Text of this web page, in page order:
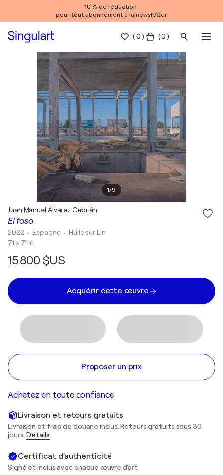
10 % de réduction
pour tout abonnement à la newsletter
(0 ) ( 0 )
1/9
El foso
Juan Manuel Alvarez Cebrián
2022 • Espagne • Huile sur Lin
71 x 71 in
15 800 $US
Acquérir cette œuvre
Proposer un prix
Achetez en toute confiance
Livraison et retours gratuits
Livraison et frais de douane inclus. Retours gratuits sous 30
jours.Détails
Certificat d'authenticité
Signé et inclus avec chaque œuvre d'art